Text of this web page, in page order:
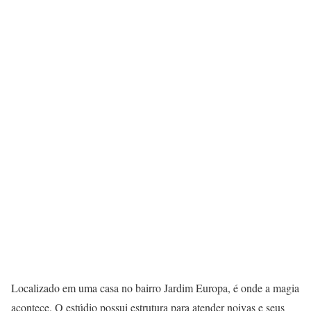
Localizado em uma casa no bairro Jardim Europa, é onde a magia
acontece. O estúdio possui estrutura para atender noivas e seus